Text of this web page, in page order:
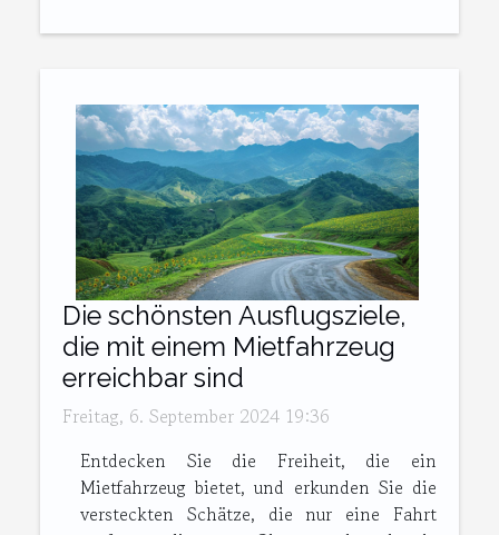
Die schönsten Ausflugsziele,
die mit einem Mietfahrzeug
erreichbar sind
Freitag, 6. September 2024 19:36
Entdecken Sie die Freiheit, die ein
Mietfahrzeug bietet, und erkunden Sie die
versteckten Schätze, die nur eine Fahrt